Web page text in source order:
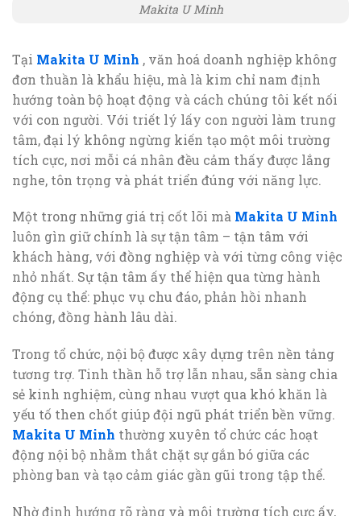
Makita U Minh
Tại Makita U Minh , văn hoá doanh nghiệp không
đơn thuần là khẩu hiệu, mà là kim chỉ nam định
hướng toàn bộ hoạt động và cách chúng tôi kết nối
với con người. Với triết lý lấy con người làm trung
tâm, đại lý không ngừng kiến tạo một môi trường
tích cực, nơi mỗi cá nhân đều cảm thấy được lắng
nghe, tôn trọng và phát triển đúng với năng lực.
Một trong những giá trị cốt lõi mà Makita U Minh
luôn gìn giữ chính là sự tận tâm – tận tâm với
khách hàng, với đồng nghiệp và với từng công việc
nhỏ nhất. Sự tận tâm ấy thể hiện qua từng hành
động cụ thể: phục vụ chu đáo, phản hồi nhanh
chóng, đồng hành lâu dài.
Trong tổ chức, nội bộ được xây dựng trên nền tảng
tương trợ. Tinh thần hỗ trợ lẫn nhau, sẵn sàng chia
sẻ kinh nghiệm, cùng nhau vượt qua khó khăn là
yếu tố then chốt giúp đội ngũ phát triển bền vững.
Makita U Minh thường xuyên tổ chức các hoạt
động nội bộ nhằm thắt chặt sự gắn bó giữa các
phòng ban và tạo cảm giác gần gũi trong tập thể.
Nhờ định hướng rõ ràng và môi trường tích cực ấy,